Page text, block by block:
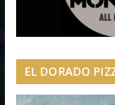
EL DORADO